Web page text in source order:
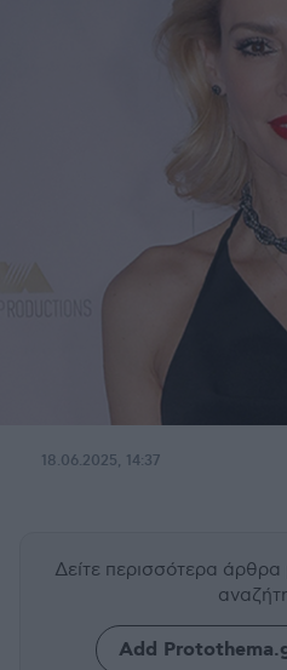
18.06.2025, 14:37
Δείτε περισσότερα άρθρα
Add